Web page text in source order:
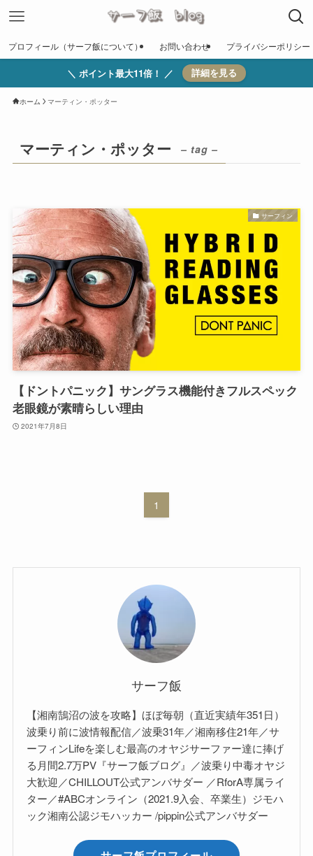
プロフィール（サーフ飯について） お問い合わせ プライバシーポリシー
＼ ポイント最大11倍！ ／ 詳細を見る
ホーム マーティン・ポッター
マーティン・ポッター – tag –
サーフィン
【ドントパニック】サングラス機能付きフルスペック
老眼鏡が素晴らしい理由
2021年7月8日
1
サーフ飯
【湘南鵠沼の波を攻略】ほぼ毎朝（直近実績年351日）
波乗り前に波情報配信／波乗31年／湘南移住21年／サ
ーフィンLifeを楽しむ最高のオヤジサーファー達に捧げ
る月間2.7万PV『サーフ飯ブログ』／波乗り中毒オヤジ
大歓迎／CHILLOUT公式アンバサダー ／RforA専属ライ
ター／#ABCオンライン（2021.9入会、卒業生）ジモハ
ック湘南公認ジモハッカー /pippin公式アンバサダー